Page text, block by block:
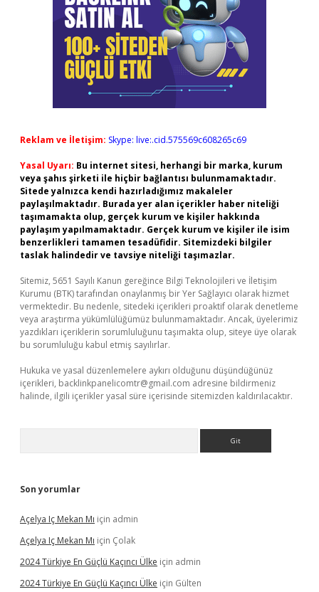
Reklam ve İletişim: Skype: live:.cid.575569c608265c69
Yasal Uyarı: Bu internet sitesi, herhangi bir marka, kurum
veya şahıs şirketi ile hiçbir bağlantısı bulunmamaktadır.
Sitede yalnızca kendi hazırladığımız makaleler
paylaşılmaktadır. Burada yer alan içerikler haber niteliği
taşımamakta olup, gerçek kurum ve kişiler hakkında
paylaşım yapılmamaktadır. Gerçek kurum ve kişiler ile isim
benzerlikleri tamamen tesadüfidir. Sitemizdeki bilgiler
taslak halindedir ve tavsiye niteliği taşımazlar.
Sitemiz, 5651 Sayılı Kanun gereğince Bilgi Teknolojileri ve İletişim
Kurumu (BTK) tarafından onaylanmış bir Yer Sağlayıcı olarak hizmet
vermektedir. Bu nedenle, sitedeki içerikleri proaktif olarak denetleme
veya araştırma yükümlülüğümüz bulunmamaktadır. Ancak, üyelerimiz
yazdıkları içeriklerin sorumluluğunu taşımakta olup, siteye üye olarak
bu sorumluluğu kabul etmiş sayılırlar.
Hukuka ve yasal düzenlemelere aykırı olduğunu düşündüğünüz
içerikleri, backlinkpanelicomtr@gmail.com adresine bildirmeniz
halinde, ilgili içerikler yasal süre içerisinde sitemizden kaldırılacaktır.
Son yorumlar
Açelya Iç Mekan Mı için admin
Açelya Iç Mekan Mı için Çolak
2024 Türkiye En Güçlü Kaçıncı Ülke için admin
2024 Türkiye En Güçlü Kaçıncı Ülke için Gülten